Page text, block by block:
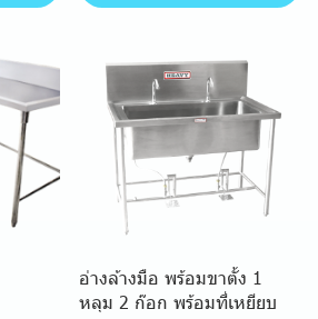
อ่างล้างมือ พร้อมขาตั้ง 1
หลุม 2 ก๊อก พร้อมที่เหยียบ